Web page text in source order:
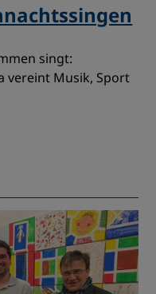
singt:
vereint Musik, Sport